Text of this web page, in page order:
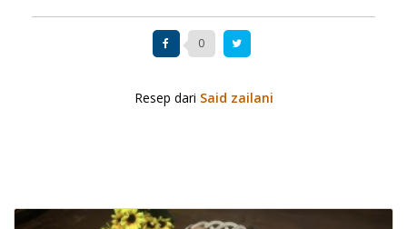
0
Resep dari Said zailani